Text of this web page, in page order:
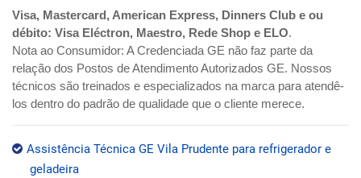
Visa, Mastercard, American Express, Dinners Club e ou
débito: Visa Eléctron, Maestro, Rede Shop e ELO.
Nota ao Consumidor: A Credenciada GE não faz parte da
relação dos Postos de Atendimento Autorizados GE. Nossos
técnicos são treinados e especializados na marca para atendê-
los dentro do padrão de qualidade que o cliente merece.
Assistência Técnica GE Vila Prudente para refrigerador e
geladeira